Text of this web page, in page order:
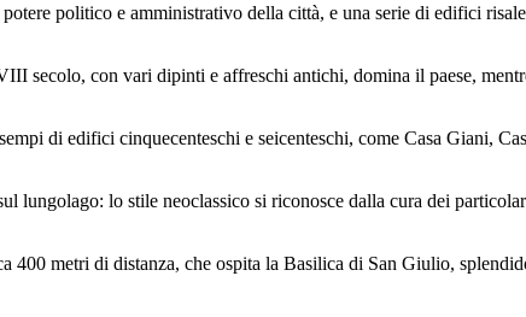
politico e amministrativo della città, e una serie di edifici
secolo, con vari dipinti e affreschi antichi, domina il paese,
di edifici cinquecenteschi e seicenteschi, come Casa Giani,
lungolago: lo stile neoclassico si riconosce dalla cura dei
400 metri di distanza, che ospita la Basilica di San Giulio,